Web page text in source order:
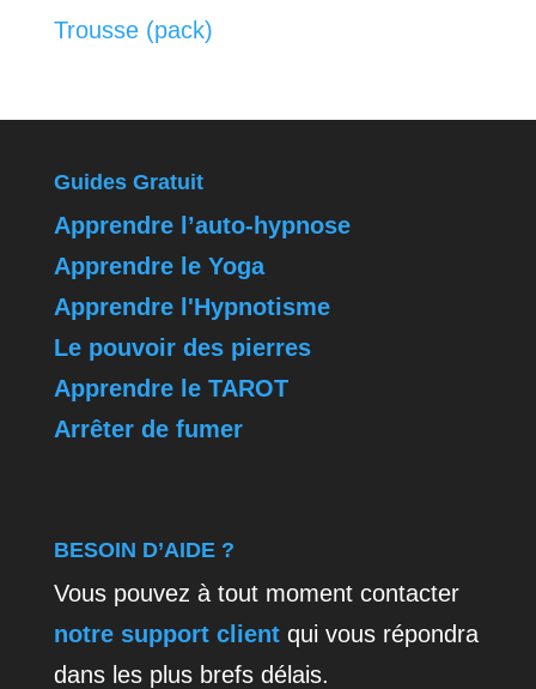
Trousse (pack)
Guides Gratuit
Apprendre l’auto-hypnose
Apprendre le Yoga
Apprendre l'Hypnotisme
Le pouvoir des pierres
Apprendre le TAROT
Arrêter de fumer
BESOIN D’AIDE ?
Vous pouvez à tout moment contacter
notre support clientqui vous répondra
dans les plus brefs délais.